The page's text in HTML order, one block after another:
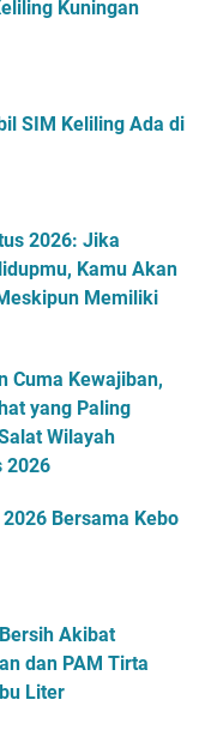
Kuningan
SIM Keliling Ada di
2026: Jika
Kamu Akan
Memiliki
Cuma Kewajiban,
yang Paling
Wilayah
2026
Bersama Kebo
Akibat
dan PAM Tirta
Liter